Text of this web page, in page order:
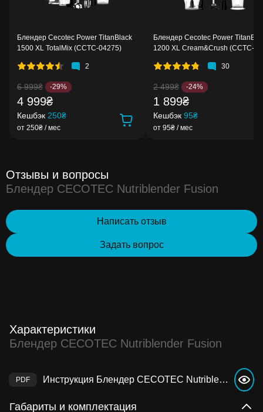
Блендер Cecotec Power TitanBlack
1500 XL TotalMix (CCTC-04275)
2
6 999₴ -29%
4 999₴
Кешбэк 250₴
от 250₴ / мес
Блендер Cecotec Power
1200 XL Cream&Crush (CCTC-
30
2 499₴ -24%
1 899₴
Кешбэк 95₴
от 95₴ / мес
Отзывы и вопросы
Блендер CECOTEC Nutriblender Fusion
Написать отзыв
Задать вопрос
Характеристики
Блендер CECOTEC Nutriblender Fusion
Инструкция Блендер CECOTEC Nutriblender Fusion
Габариты и комплектация